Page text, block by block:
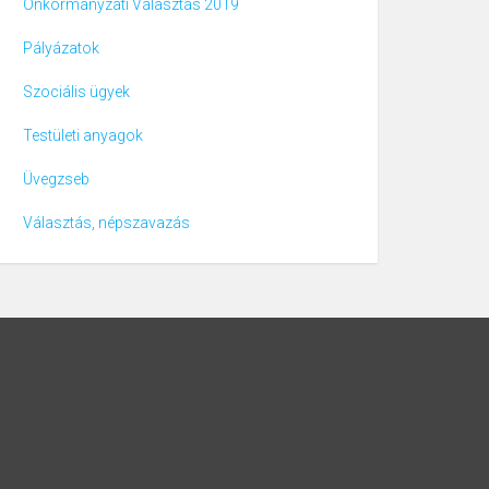
Önkormányzati Választás 2019
Pályázatok
Szociális ügyek
Testületi anyagok
Üvegzseb
Választás, népszavazás